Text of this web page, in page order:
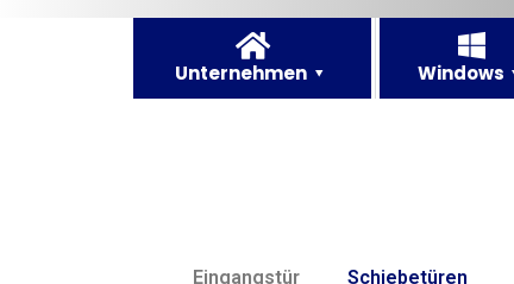
Unternehmen Windows
Eingangstür Schiebetüren